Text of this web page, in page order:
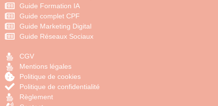
Guide Formation IA
Guide complet CPF
Guide Marketing Digital
Guide Réseaux Sociaux
CGV
Mentions légales
Politique de cookies
Politique de confidentialité
Règlement